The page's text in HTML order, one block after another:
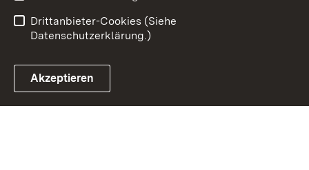
Drittanbieter-Cookies (Siehe
Datenschutzerklärung.)
Akzeptieren